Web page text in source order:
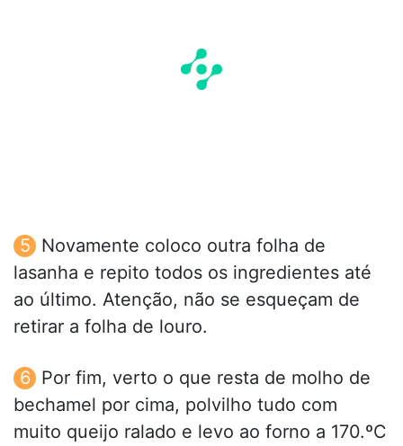
Novamente coloco outra folha de
lasanha e repito todos os ingredientes até
ao último. Atenção, não se esqueçam de
retirar a folha de louro.
Por fim, verto o que resta de molho de
bechamel por cima, polvilho tudo com
muito queijo ralado e levo ao forno a 170.ºC